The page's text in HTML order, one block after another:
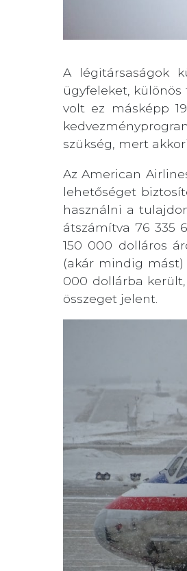
A légitársaságok
ügyfeleket,
volt ez másképp
szükség, mert
Az American
lehetőséget
használni a
átszámítva 76 335
150 000 dolláros
(akár mindig
000 dollárba
összeget jelent.